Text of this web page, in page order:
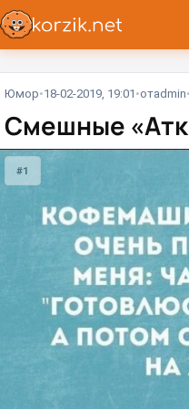
Юмор 18-02-2019, 19:01 отadmin
Смешные
#1